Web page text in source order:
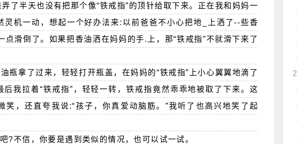
了半天也没有把那个像“铁戒指”的顶针给取下来。正在我和妈妈一
灵机一动，想起一个好办法来:以前爸爸不小心把地_上洒了--些香
点滑倒了。如果把香油洒在妈妈的手.上，那“铁戒指”不就滑下来了
瓶拿了过来，轻轻打开瓶盖，在妈妈的“铁戒指”上小心翼翼地滴了
我拉着“铁戒指”，轻轻一转，铁戒指竟然乖乖地被取了下来。这
笑，还直夸我说:“孩子，你真爱动脑筋。”我听了也高兴地笑了起
?不信，你要是遇到类似的情况，也可以试一试。